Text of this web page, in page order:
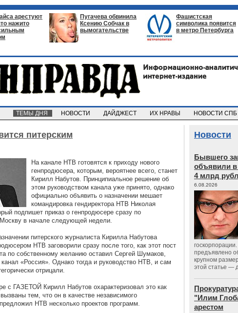
арестуют
нажито
Пугачева обвинила
Ксению Собчак в
вымогательстве
Фашистская
символика появится
в метро Петербурга
ТЕМЫ ДНЯ НОВОСТИ ДАЙДЖЕСТ ИХ НРАВЫ НОВОСТИ СПБ
питерским
На канале НТВ готовятся к приходу нового
генпродюсера, которым, вероятнее всего, станет
Кирилл Набутов. Принципиальное решение об
этом руководством канала уже принято, однако
официально объявить о назначении мешает
командировка гендиректора НТВ Николая
подпишет приказ о генпродюсере сразу по
в начале следующей недели.
питерского журналиста Кирилла Набутова
НТВ заговорили сразу после того, как этот пост
по собственному желанию оставил Сергей Шумаков,
«Россия». Однако тогда и руководство НТВ, и сам
отрицали.
с ГАЗЕТОЙ Кирилл Набутов охарактеризовал это как
тем, что он в качестве независимого
НТВ несколько проектов программ.
Новости
Бывшего
объявили
4 млрд
6.08.2026
предъявлено
крупном
этой статье —
"Илим
арестом